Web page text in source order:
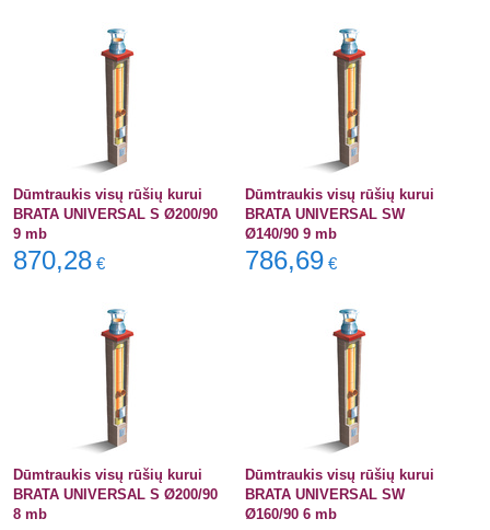
Dūmtraukis visų rūšių kurui
BRATA UNIVERSAL S Ø200/90
9 mb
870,28 €
Dūmtraukis visų rūšių kurui
BRATA UNIVERSAL SW
Ø140/90 9 mb
786,69 €
Dūmtraukis visų rūšių kurui
BRATA UNIVERSAL S Ø200/90
8 mb
Dūmtraukis visų rūšių kurui
BRATA UNIVERSAL SW
Ø160/90 6 mb